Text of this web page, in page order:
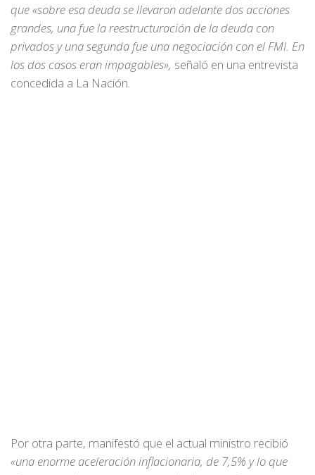
que «sobre esa deuda se llevaron adelante dos acciones
grandes, una fue la reestructuración de la deuda con
privados y una segunda fue una negociación con el FMI. En
los dos casos eran impagables», señaló en una entrevista
concedida a La Nación.
Por otra parte, manifestó que el actual ministro recibió
«una enorme aceleración inflacionaria, de 7,5% y lo que